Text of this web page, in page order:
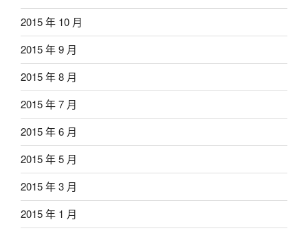
2015 年 10 月
2015 年 9 月
2015 年 8 月
2015 年 7 月
2015 年 6 月
2015 年 5 月
2015 年 3 月
2015 年 1 月